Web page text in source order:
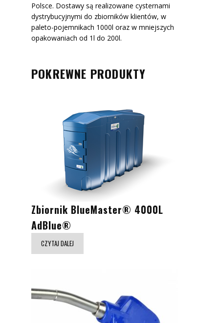
Polsce. Dostawy są realizowane cysternami
dystrybucyjnymi do zbiorników klientów, w
paleto-pojemnikach 1000l oraz w mniejszych
opakowaniach od 1l do 200l.
POKREWNE PRODUKTY
Zbiornik BlueMaster® 4000L
AdBlue®
CZYTAJ DALEJ